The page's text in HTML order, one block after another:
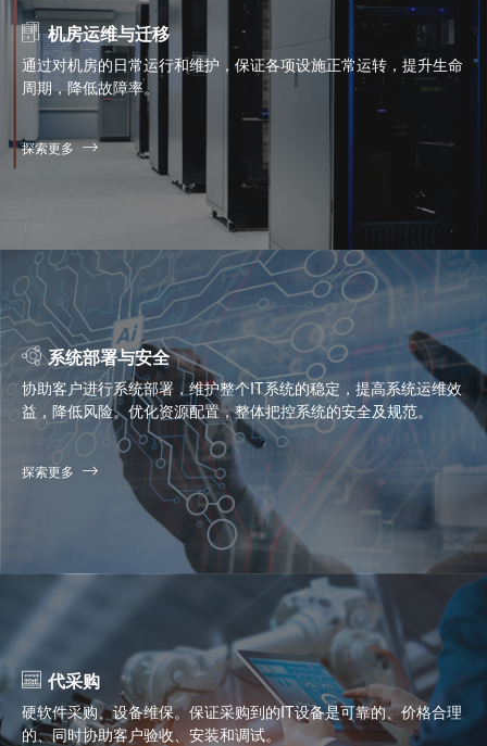
机房运维与迁移
通过对机房的日常运行和维护，保证各项设施正常运转，提升生命
周期，降低故障率。
探索更多
系统部署与安全
协助客户进行系统部署，维护整个IT系统的稳定，提高系统运维效
益，降低风险。优化资源配置，整体把控系统的安全及规范。
探索更多
代采购
硬软件采购、设备维保。保证采购到的IT设备是可靠的、价格合理
的、同时协助客户验收、安装和调试。